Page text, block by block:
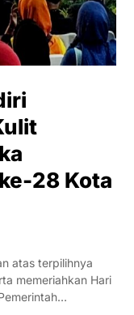
28 Kota
atas terpilihnya
memeriahkan Hari